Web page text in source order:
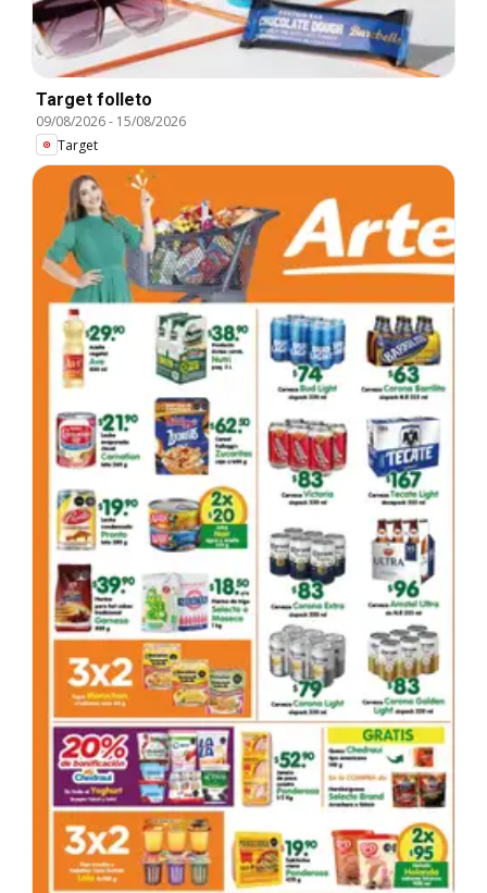
Target folleto
09/08/2026- 15/08/2026
Target